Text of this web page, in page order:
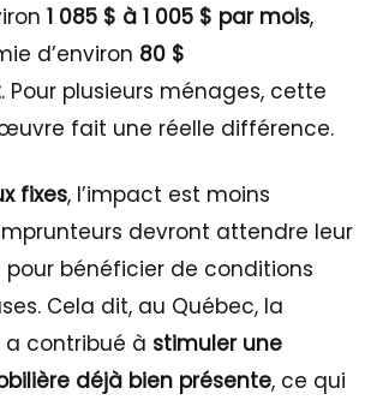
1 085 $ à 1 005 $ par mois,
d’environ 80 $
. Pour plusieurs ménages, cette
fait une réelle différence.
fixes, l’impact est moins
devront attendre leur
bénéficier de conditions
Cela dit, au Québec, la
a contribué à stimuler une
déjà bien présente, ce qui